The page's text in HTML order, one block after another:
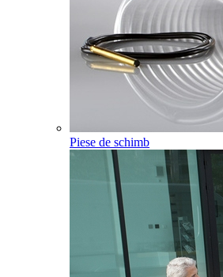
Piese de schimb